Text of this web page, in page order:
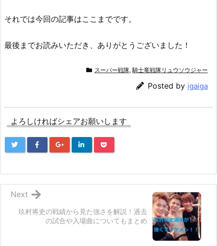
それでは今回の記事はここまでです。
最後までお読みいただき、ありがとうございました！
スーパー戦隊, 騎士竜戦隊リュウソウジャー
Posted by igaiga
よろしければシェアお願いします
玖村将史の戦績から見た強さを解説！過去
の試合や入場曲についてもまとめ
Next